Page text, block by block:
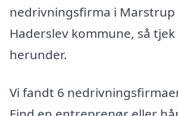
nedrivningsfirma i Marstrup
Haderslev kommune, så
herunder.
Vi fandt 6